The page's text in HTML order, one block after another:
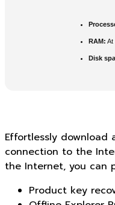
RAM: At
Disk
Effortlessly download
connection to the
the Internet, you can
Product key